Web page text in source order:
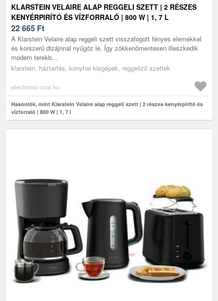
KLARSTEIN VELAIRE ALAP REGGELI SZETT | 2 RÉSZES
KENYÉRPIRÍTÓ ÉS VÍZFORRALÓ | 800 W | 1, 7 L
22 665 Ft
A Klarstein Velaire alap reggeli szett visszafogott fényes elemekkel
és korszerű dizájnnal nyűgöz le. Így zökkenőmentesen illeszkedik
modern terekb...
klarstein, háztartás, konyhai kisgépek, reggeliző szettek
electronic-star.hu
Hasonlók, mint Klarstein Velaire alap reggeli szett | 2 részes kenyérpirító és
vízforraló | 800 W | 1, 7 l